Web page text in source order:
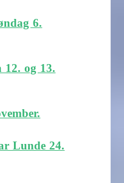
6.
12. og 13.
Lunde 24.